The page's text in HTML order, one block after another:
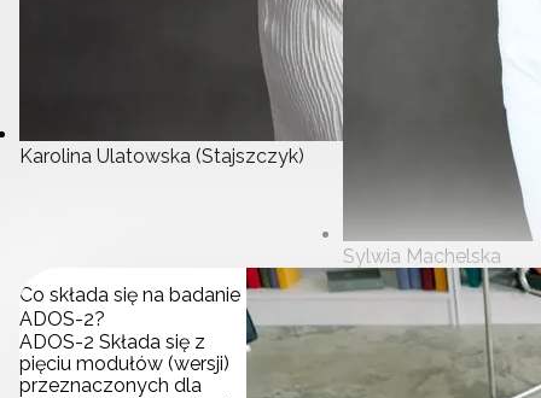
Karolina Ulatowska (Stajszczyk)
Sylwia Machelska
Co składa się na badanie
ADOS-2?
ADOS-2 Składa się z
pięciu modułów (wersji)
przeznaczonych dla